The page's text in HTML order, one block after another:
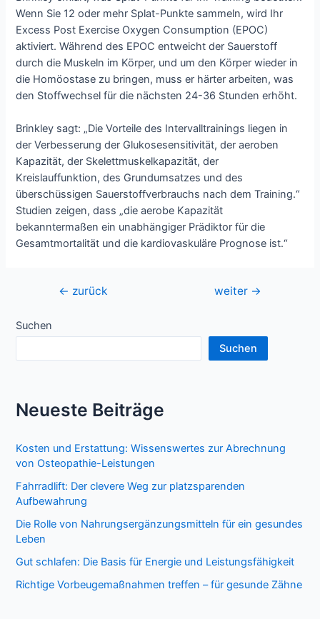
Wenn Sie 12 oder mehr Splat-Punkte sammeln, wird Ihr
Excess Post Exercise Oxygen Consumption (EPOC)
aktiviert. Während des EPOC entweicht der Sauerstoff
durch die Muskeln im Körper, und um den Körper wieder in
die Homöostase zu bringen, muss er härter arbeiten, was
den Stoffwechsel für die nächsten 24-36 Stunden erhöht.
Brinkley sagt: „Die Vorteile des Intervalltrainings liegen in
der Verbesserung der Glukosesensitivität, der aeroben
Kapazität, der Skelettmuskelkapazität, der
Kreislauffunktion, des Grundumsatzes und des
überschüssigen Sauerstoffverbrauchs nach dem Training.“
Studien zeigen, dass „die aerobe Kapazität
bekanntermaßen ein unabhängiger Prädiktor für die
Gesamtmortalität und die kardiovaskuläre Prognose ist.“
Beitragsnavigation
← zurück weiter →
Suchen
Suchen
Neueste Beiträge
Kosten und Erstattung: Wissenswertes zur Abrechnung
von Osteopathie-Leistungen
Fahrradlift: Der clevere Weg zur platzsparenden
Aufbewahrung
Die Rolle von Nahrungsergänzungsmitteln für ein gesundes
Leben
Gut schlafen: Die Basis für Energie und Leistungsfähigkeit
Richtige Vorbeugemaßnahmen treffen – für gesunde Zähne